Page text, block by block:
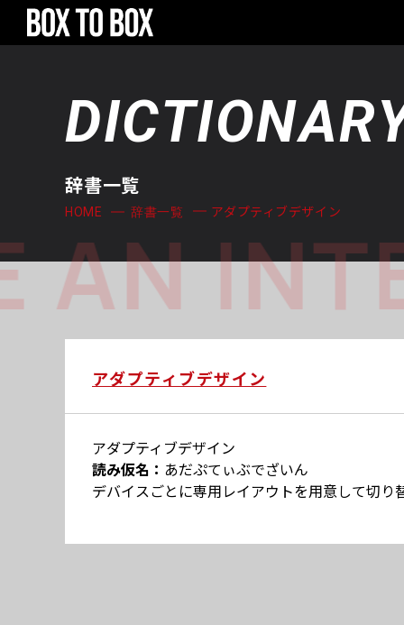
辞書一覧
HOME 辞書一覧 アダプティブデザイン
アダプティブデザイン
アダプティブデザイン
読み仮名： あだぷてぃぶでざいん
デバイスごとに専用レイアウトを用意して切り